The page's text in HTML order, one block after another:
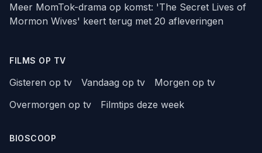
Meer MomTok-drama op komst: 'The Secret Lives of
Mormon Wives' keert terug met 20 afleveringen
FILMS OP TV
Gisteren op tv Vandaag op tv
Morgen op tv
Overmorgen op tv
Filmtips deze week
BIOSCOOP